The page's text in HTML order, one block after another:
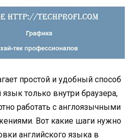
простой и удобный способ
язык только внутри браузера,
работать с англоязычными
Вот какие шаги нужно
английского языка в